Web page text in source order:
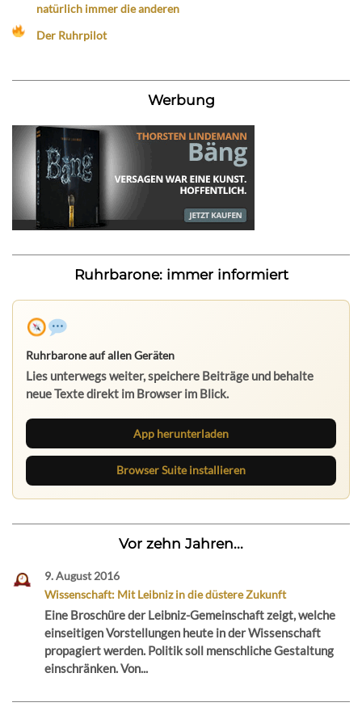
natürlich immer die anderen
Der Ruhrpilot
Werbung
Ruhrbarone: immer informiert
Ruhrbarone auf allen Geräten
Lies unterwegs weiter, speichere Beiträge und behalte
neue Texte direkt im Browser im Blick.
App herunterladen
Browser Suite installieren
Vor zehn Jahren...
9. August 2016
Wissenschaft: Mit Leibniz in die düstere Zukunft
Eine Broschüre der Leibniz-Gemeinschaft zeigt, welche
einseitigen Vorstellungen heute in der Wissenschaft
propagiert werden. Politik soll menschliche Gestaltung
einschränken. Von...